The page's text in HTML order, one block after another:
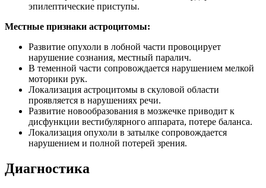
эпилептические приступы.
Местные признаки астроцитомы:
Развитие опухоли в лобной части провоцирует
нарушение сознания, местный паралич.
В теменной части сопровождается нарушением мелкой
моторики рук.
Локализация астроцитомы в скуловой области
проявляется в нарушениях речи.
Развитие новообразования в мозжечке приводит к
дисфункции вестибулярного аппарата, потере баланса.
Локализация опухоли в затылке сопровождается
нарушением и полной потерей зрения.
Диагностика